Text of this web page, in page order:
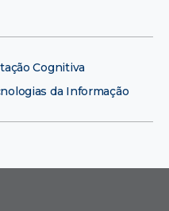
Cognitiva
da Informação